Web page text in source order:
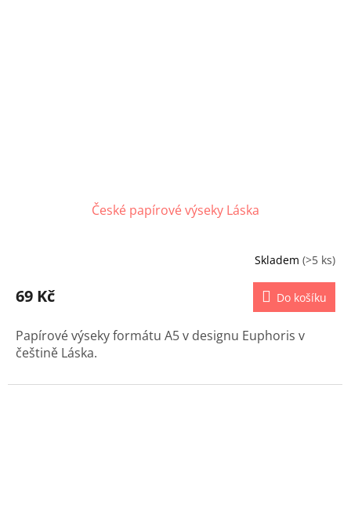
České papírové výseky Láska
Skladem (>5 ks)
69 Kč Do košíku
Papírové výseky formátu A5 v designu Euphoris v
češtině Láska.